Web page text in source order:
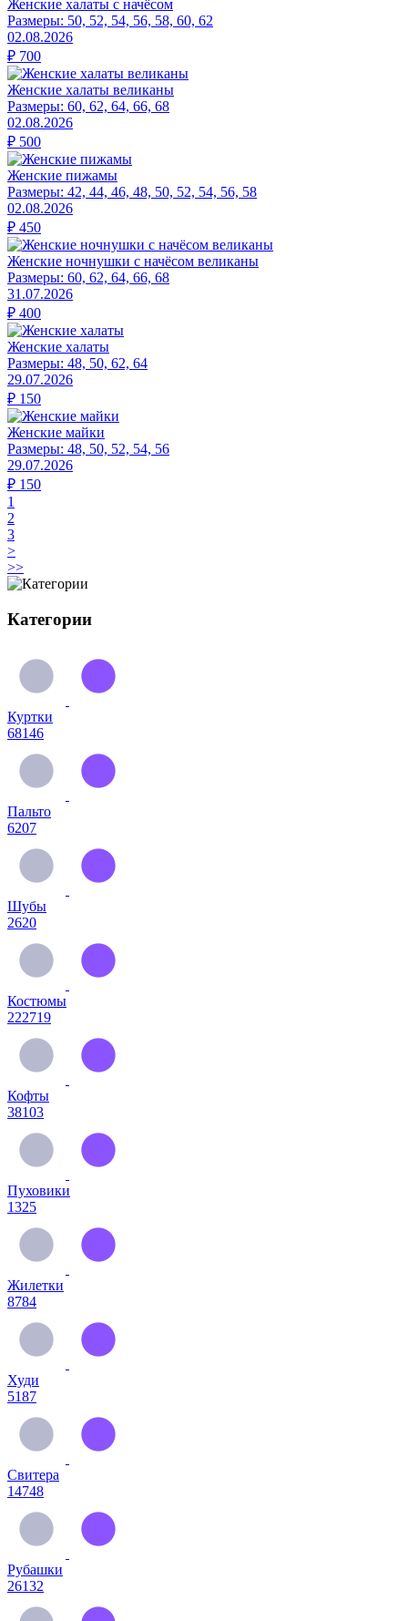
Женские халаты с начёсом
Размеры: 50, 52, 54, 56, 58, 60, 62
02.08.2026
₽ 700
Женские халаты великаны
Размеры: 60, 62, 64, 66, 68
02.08.2026
₽ 500
Женские пижамы
Размеры: 42, 44, 46, 48, 50, 52, 54, 56, 58
02.08.2026
₽ 450
Женские ночнушки с начёсом великаны
Размеры: 60, 62, 64, 66, 68
31.07.2026
₽ 400
Женские халаты
Размеры: 48, 50, 62, 64
29.07.2026
₽ 150
Женские майки
Размеры: 48, 50, 52, 54, 56
29.07.2026
₽ 150
1
2
3
>
>>
Категории
Куртки
68146
Пальто
6207
Шубы
2620
Костюмы
222719
Кофты
38103
Пуховики
1325
Жилетки
8784
Худи
5187
Свитера
14748
Рубашки
26132